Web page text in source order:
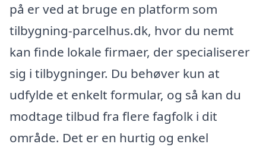
på er ved at bruge en platform som
tilbygning-parcelhus.dk, hvor du nemt
kan finde lokale firmaer, der specialiserer
sig i tilbygninger. Du behøver kun at
udfylde et enkelt formular, og så kan du
modtage tilbud fra flere fagfolk i dit
område. Det er en hurtig og enkel